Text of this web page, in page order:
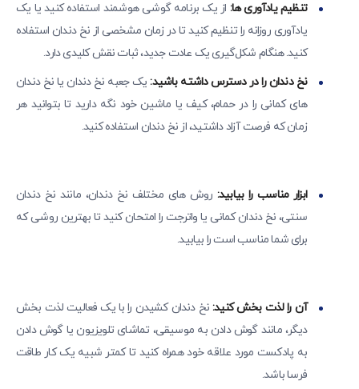
تنظیم یادآوری ها: از یک برنامه گوشی هوشمند استفاده کنید یا یک
یادآوری روزانه را تنظیم کنید تا در زمان مشخصی از نخ دندان استفاده
کنید. هنگام شکل‌گیری یک عادت جدید، ثبات نقش کلیدی دارد.
نخ دندان را در دسترس داشته باشید:یک جعبه نخ دندان یا نخ دندان
های کمانی را در حمام، کیف یا ماشین خود نگه دارید تا بتوانید هر
زمان که فرصت آزاد داشتید، از نخ دندان استفاده کنید.
ابزار مناسب را بیابید: روش های مختلف نخ دندان، مانند نخ دندان
سنتی، نخ دندان کمانی یا واترجت را امتحان کنید تا بهترین روشی که
برای شما مناسب است را بیابید.
آن را لذت بخش کنید: نخ دندان کشیدن را با یک فعالیت لذت بخش
دیگر، مانند گوش دادن به موسیقی، تماشای تلویزیون یا گوش دادن
به پادکست مورد علاقه خود همراه کنید تا کمتر شبیه یک کار طاقت
فرسا باشد.